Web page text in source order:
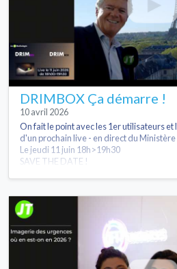
DRIMBOX Ça démarre !
10 avril 2026
On fait le point avec les 1er utilisateurs
d'un prochain live - en direct du Ministère
Le jeudi 11 juin 18h>19h30
SAVE THE DATE !